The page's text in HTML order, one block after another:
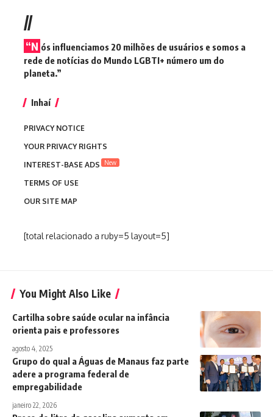
//
“N ós influenciamos 20 milhões de usuários e somos a
rede de notícias do Mundo LGBTI+ número um do
planeta.”
Inhaí
PRIVACY NOTICE
YOUR PRIVACY RIGHTS
INTEREST-BASE ADS
New
TERMS OF USE
OUR SITE MAP
[total relacionado a ruby=5 layout=5]
You Might Also Like
Cartilha sobre saúde ocular na infância
orienta pais e professores
agosto 4, 2025
Grupo do qual a Águas de Manaus faz parte
adere a programa federal de
empregabilidade
janeiro 22, 2026